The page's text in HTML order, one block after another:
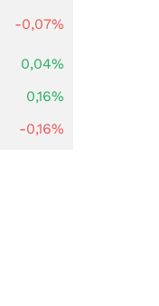
-0,07%
0,04%
0,16%
-0,16%